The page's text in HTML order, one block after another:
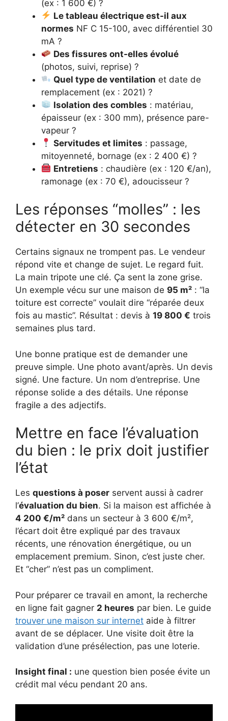
(ex : 1 600 €) ?
Le tableau électrique est-il aux
normes NF C 15-100, avec différentiel 30
mA ?
Des fissures ont-elles évolué
(photos, suivi, reprise) ?
Quel type de ventilation et date de
remplacement (ex : 2021) ?
Isolation des combles : matériau,
épaisseur (ex : 300 mm), présence pare-
vapeur ?
Servitudes et limites : passage,
mitoyenneté, bornage (ex : 2 400 €) ?
Entretiens : chaudière (ex : 120 €/an),
ramonage (ex : 70 €), adoucisseur ?
Les réponses “molles” : les
détecter en 30 secondes
Certains signaux ne trompent pas. Le vendeur
répond vite et change de sujet. Le regard fuit.
La main tripote une clé. Ça sent la zone grise.
Un exemple vécu sur une maison de 95 m² : “la
toiture est correcte” voulait dire “réparée deux
fois au mastic”. Résultat : devis à 19 800 € trois
semaines plus tard.
Une bonne pratique est de demander une
preuve simple. Une photo avant/après. Un devis
signé. Une facture. Un nom d’entreprise. Une
réponse solide a des détails. Une réponse
fragile a des adjectifs.
Mettre en face l’évaluation
du bien : le prix doit justifier
l’état
Les questions à poser servent aussi à cadrer
l’évaluation du bien. Si la maison est affichée à
4 200 €/m² dans un secteur à 3 600 €/m²,
l’écart doit être expliqué par des travaux
récents, une rénovation énergétique, ou un
emplacement premium. Sinon, c’est juste cher.
Et “cher” n’est pas un compliment.
Pour préparer ce travail en amont, la recherche
en ligne fait gagner 2 heures par bien. Le guide
trouver une maison sur internet aide à filtrer
avant de se déplacer. Une visite doit être la
validation d’une présélection, pas une loterie.
Insight final : une question bien posée évite un
crédit mal vécu pendant 20 ans.